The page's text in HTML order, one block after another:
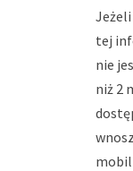
tej
nie
niż 2